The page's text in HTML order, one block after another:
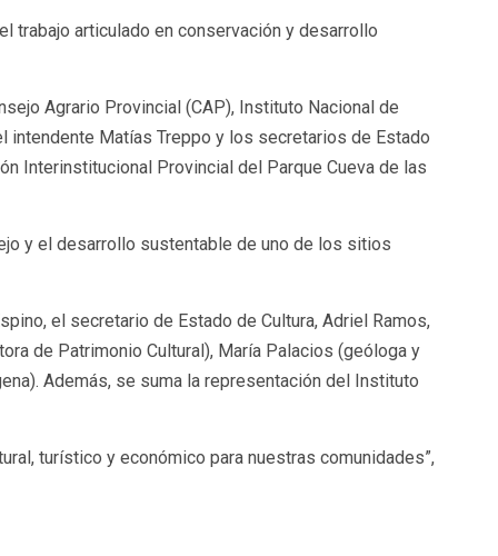
trabajo articulado en conservación y desarrollo
Agrario Provincial (CAP), Instituto Nacional de
intendente Matías Treppo y los secretarios de Estado
Interinstitucional Provincial del Parque Cueva de las
y el desarrollo sustentable de uno de los sitios
el secretario de Estado de Cultura, Adriel Ramos,
de Patrimonio Cultural), María Palacios (geóloga y
Además, se suma la representación del Instituto
turístico y económico para nuestras comunidades”,